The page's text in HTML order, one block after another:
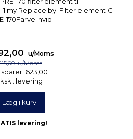
my Replace by: Filter element C-
170Farve: hvid
u/Moms
u/Moms
623,00
levering
Læg i kurv
levering!